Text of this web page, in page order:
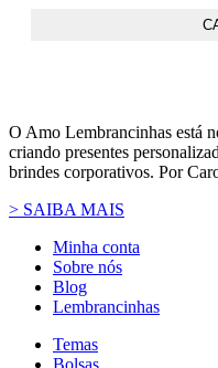
O Amo Lembrancinhas está
criando presentes
brindes corporativos. Por
> SAIBA MAIS
Minha conta
Sobre nós
Blog
Lembrancinhas
Temas
Bolsas